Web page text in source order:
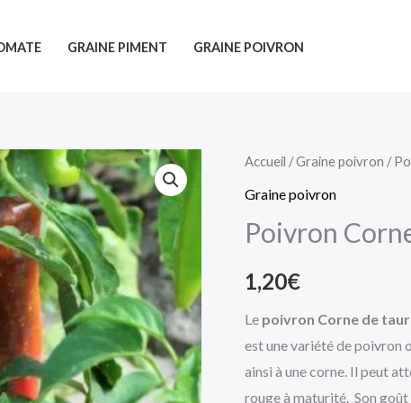
GRAINE PIMENT GRAINE POIVRON
Accueil /Graine poivron /
Graine poivron
Poivron
1,20€
Le poivron Corne de
est une variété de poivron
ainsi à une corne. Il peut
rouge à maturité. Son